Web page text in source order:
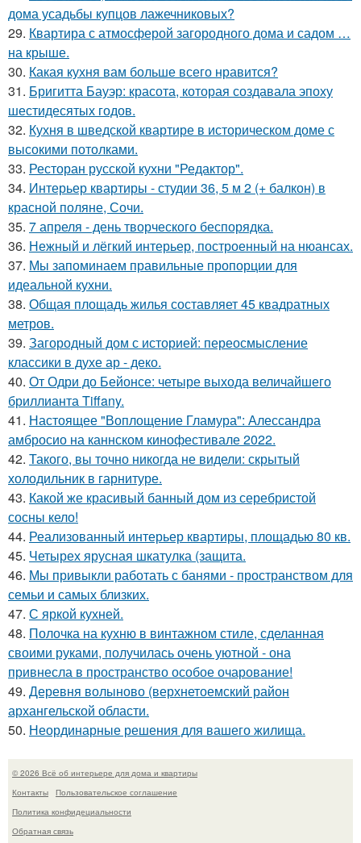
дома усадьбы купцов лажечниковых?
29. Квартира с атмосферой загородного дома и садом …
на крыше.
30. Какая кухня вам больше всего нравится?
31. Бригитта Бауэр: красота, которая создавала эпоху
шестидесятых годов.
32. Кухня в шведской квартире в историческом доме с
высокими потолками.
33. Ресторан русской кухни "Редактор".
34. Интерьер квартиры - студии 36, 5 м 2 (+ балкон) в
красной поляне, Сочи.
35. 7 апреля - день творческого беспорядка.
36. Нежный и лёгкий интерьер, построенный на нюансах.
37. Мы запоминаем правильные пропорции для
идеальной кухни.
38. Общая площадь жилья составляет 45 квадратных
метров.
39. Загородный дом с историей: переосмысление
классики в духе ар - деко.
40. От Одри до Бейонсе: четыре выхода величайшего
бриллианта Tiffany.
41. Настоящее "Воплощение Гламура": Алессандра
амбросио на каннском кинофестивале 2022.
42. Такого, вы точно никогда не видели: скрытый
холодильник в гарнитуре.
43. Какой же красивый банный дом из серебристой
сосны кело!
44. Реализованный интерьер квартиры, площадью 80 кв.
45. Четырех ярусная шкатулка (защита.
46. Мы привыкли работать с банями - пространством для
семьи и самых близких.
47. С яркой кухней.
48. Полочка на кухню в винтажном стиле, сделанная
своими руками, получилась очень уютной - она
привнесла в пространство особое очарование!
49. Деревня волыново (верхнетоемский район
архангельской области.
50. Неординарные решения для вашего жилища.
© 2026 Всё об интерьере для дома и квартиры
Контакты
Пользовательское соглашение
Политика конфидециальности
Обратная связь